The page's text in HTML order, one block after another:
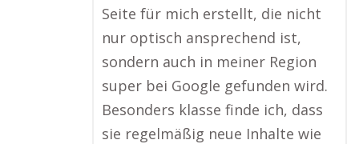
Seite für mich erstellt, die nicht
nur optisch ansprechend ist,
sondern auch in meiner Region
super bei Google gefunden wird.
Besonders klasse finde ich, dass
sie regelmäßig neue Inhalte wie